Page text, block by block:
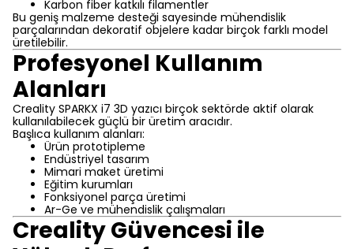
Karbon fiber katkılı filamentler
Bu geniş malzeme desteği sayesinde mühendislik
parçalarından dekoratif objelere kadar birçok farklı model
üretilebilir.
Profesyonel Kullanım
Alanları
Creality SPARKX i7 3D yazıcı birçok sektörde aktif olarak
kullanılabilecek güçlü bir üretim aracıdır.
Başlıca kullanım alanları:
Ürün prototipleme
Endüstriyel tasarım
Mimari maket üretimi
Eğitim kurumları
Fonksiyonel parça üretimi
Ar-Ge ve mühendislik çalışmaları
Creality Güvencesi ile